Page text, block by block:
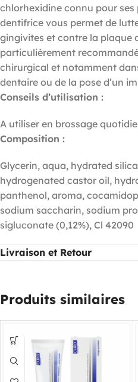
chlorhexidine connu pour
dentifrice vous permet de
gingivites et contre la plaque
particulièrement
chirurgical et notamment
dentaire ou de la pose d’un
Conseils d’utilisation :
A utiliser en brossage
Composition :
Glycerin, aqua, hydrated
hydrogenated castor oil,
panthenol, aroma,
sodium saccharin, sodium
sigluconate (0,12%), Cl 42090
Livraison et Retour
Produits similaires